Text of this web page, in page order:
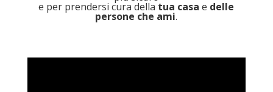
e per prendersi cura della tua casa e delle
persone che ami.